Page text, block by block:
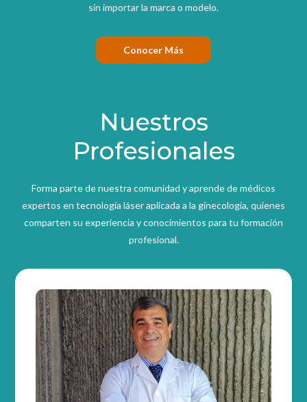
sin importar la marca o modelo.
Conocer Más
Nuestros
Profesionales
Forma parte de nuestra comunidad y aprende de médicos
expertos en tecnología láser aplicada a la ginecología, quienes
comparten su experiencia y conocimientos para tu formación
profesional.